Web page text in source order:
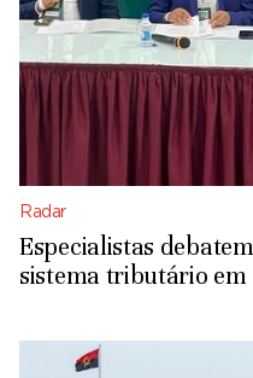
Radar
Especialistas
sistema tributário em